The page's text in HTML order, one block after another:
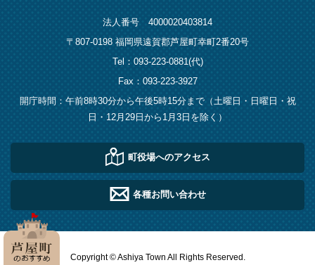
法人番号 4000020403814
〒807-0198 福岡県遠賀郡芦屋町幸町2番20号
Tel：093-223-0881(代)
Fax：093-223-3927
開庁時間：午前8時30分から午後5時15分まで（土曜日・日曜日・祝
日・12月29日から1月3日を除く）
町役場へのアクセス
各種お問い合わせ
Copyright © Ashiya Town All Rights Reserved.